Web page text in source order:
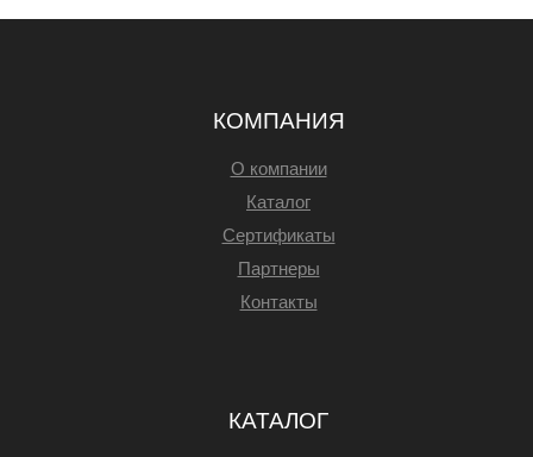
КОМПАНИЯ
О компании
Каталог
Сертификаты
Партнеры
Контакты
КАТАЛОГ